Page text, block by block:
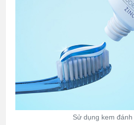
Sử dụng kem đánh